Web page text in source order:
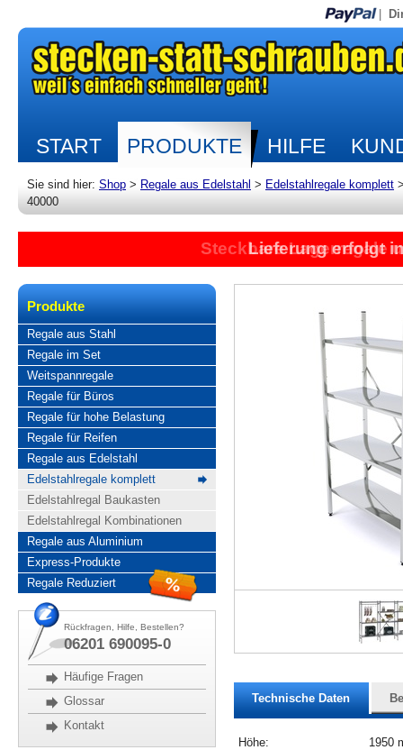
START PRODUKTE HILFE
Sie sind hier: Shop > Regale aus Edelstahl > Edelstahlregale komplett
40000
Steckbare Lagerregale
Lieferung erfolgt
Produkte
Regale aus Stahl
Regale im Set
Weitspannregale
Regale für Büros
Regale für hohe Belastung
Regale für Reifen
Regale aus Edelstahl
Edelstahlregale komplett
Edelstahlregal Baukasten
Edelstahlregal Kombinationen
Regale aus Aluminium
Express-Produkte
Regale Reduziert
Rückfragen, Hilfe, Bestellen?
06201 690095-0
Häufige Fragen
Glossar
Kontakt
Technische Daten
Höhe:
1950